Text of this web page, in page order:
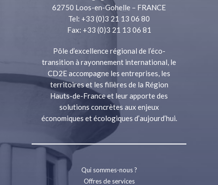
62750 Loos-en-Gohelle – FRANCE
Tel: +33 (0)3 21 13 06 80
Fax: +33 (0)3 21 13 06 81
Pôle d’excellence régional de l’éco-
transition à rayonnement international, le
CD2E accompagne les entreprises, les
territoires et les filières de la Région
Hauts-de-France et leur apporte des
solutions concrètes aux enjeux
économiques et écologiques d’aujourd’hui.
Qui sommes-nous ?
Offres de services